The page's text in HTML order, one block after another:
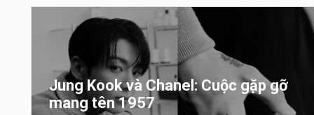
Jung Kook và Chanel: Cuộc gặp gỡ
mang tên 1957